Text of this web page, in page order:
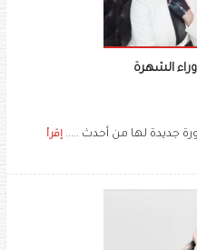
الشهرة
جديدة لها من أحدث ..... إقرأ